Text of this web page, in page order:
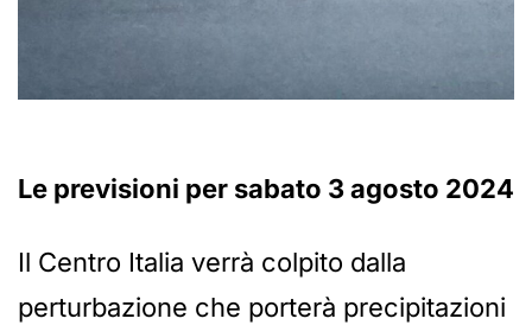
Le previsioni per sabato 3 agosto 2024
Il Centro Italia verrà colpito dalla
perturbazione che porterà precipitazioni